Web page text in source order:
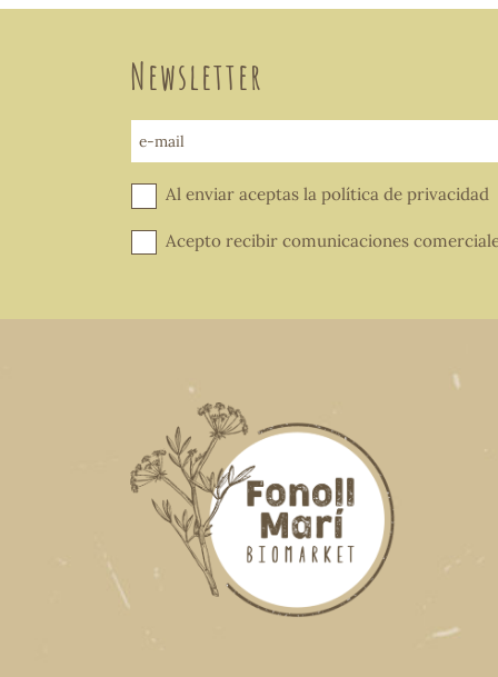
Newsletter
e-mail
Al enviar aceptas la política de privacidad
Acepto recibir comunicaciones